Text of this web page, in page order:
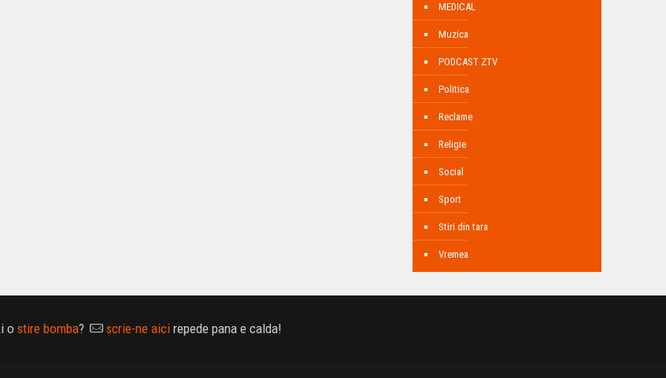
MEDICAL
Muzica
PODCAST ZTV
Politica
Reclame
Religie
Social
Sport
Stiri din tara
Vremea
ostire bomba? scrie-ne aicirepede pana e calda!